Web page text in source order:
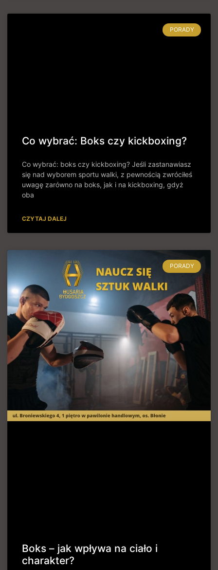
PORADY
Co wybrać: Boks czy kickboxing?
Co wybrać: boks czy kickboxing? Jeśli zastanawiasz
się nad wyborem sportu walki, z pewnością zwróciłeś
uwagę zarówno na boks, jak i na kickboxing, gdyż
oba
CZYTAJ DALEJ
PORADY
Boks – jak wpływa na ciało i
charakter?